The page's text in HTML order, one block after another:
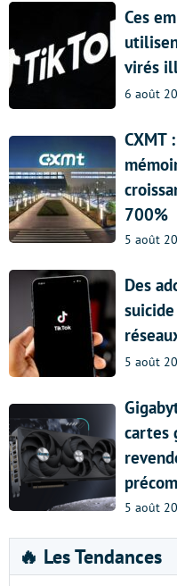
Ces
virés
6 août
CXMT
700%
5 août
Des
5 août
cartes
5 août
🔥 Les Tendances